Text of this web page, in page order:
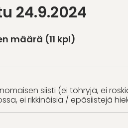
24.9.2024
määrä (11 kpl)
siisti (ei töhryjä, ei
ei rikkinäisiä / epäsiistejä